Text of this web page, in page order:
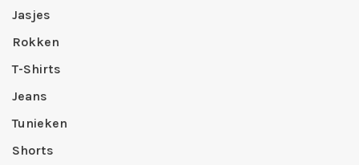
Jasjes
Rokken
T-Shirts
Jeans
Tunieken
Shorts